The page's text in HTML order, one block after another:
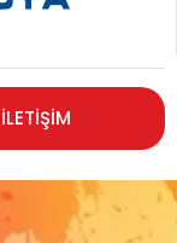
İLETİŞİM